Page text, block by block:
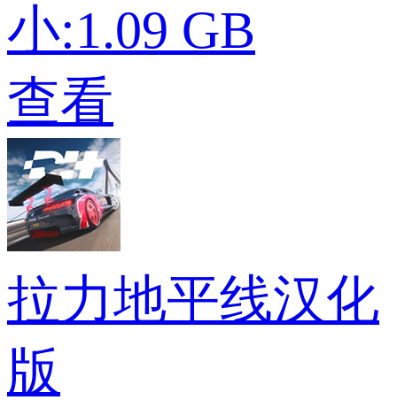
小:1.09 GB
查看
拉力地平线汉化
版